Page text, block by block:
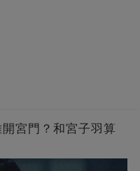
宮門？和宮子羽算